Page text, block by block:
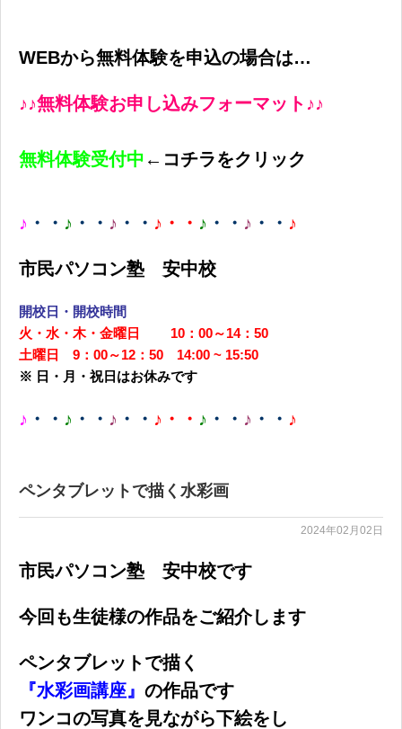
WEBから無料体験を申込の場合は…
♪♪無料体験お申し込みフォーマット♪♪
無料体験受付中 ←コチラをクリック
♪ ・・ ♪ ・・ ♪ ・・ ♪・・ ♪ ・・ ♪ ・・ ♪
市民パソコン塾 安中校
開校日・開校時間
火・水・木・金曜日 10：00～14：50
土曜日 9：00～12：50 14:00 ~ 15:50
※ 日・月・祝日はお休みです
♪ ・・ ♪ ・・ ♪ ・・ ♪・・ ♪ ・・ ♪ ・・ ♪
ペンタブレットで描く水彩画
2024年02月02日
市民パソコン塾 安中校です
今回も生徒様の作品をご紹介します
ペンタブレットで描く
『水彩画講座』 の作品です
ワンコの写真を見ながら下絵をし